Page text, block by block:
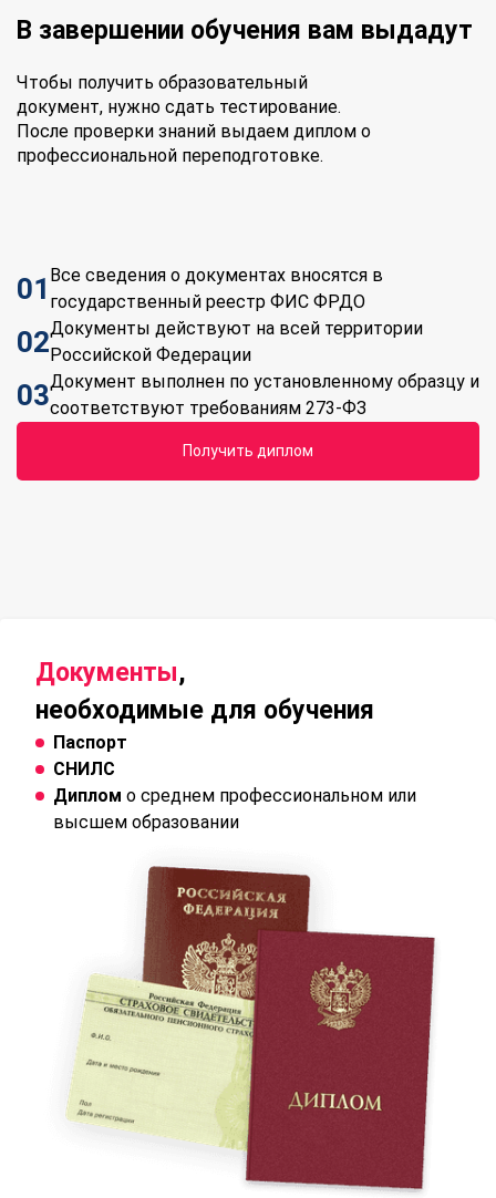
В завершении обучения вам выдадут
Чтобы получить образовательный
документ, нужно сдать тестирование.
После проверки знаний выдаем диплом о
профессиональной переподготовке.
01 Все сведения о документах вносятся в
государственный реестр ФИС ФРДО
02Документы действуют на всей территории
Российской Федерации
03Документ выполнен по установленному образцу и
соответствуют требованиям 273-ФЗ
Получить диплом
Документы,
необходимые для обучения
Паспорт
СНИЛС
Диплом о среднем профессиональном или
высшем образовании